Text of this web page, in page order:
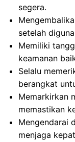
segera.
setelah
Memiliki
keamanan
Selalu
berangkat
Memarkirkan
memastikan
Mengendarai
menjaga